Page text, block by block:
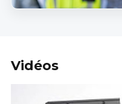
Vidéos